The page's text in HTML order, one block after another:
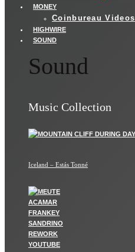
MONEY
Coinbureau Videos
HIGHWIRE
SOUND
Sound
Music Collection
Iceland – Estás Tonné